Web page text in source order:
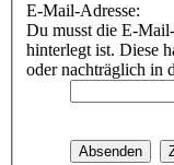
E-Mail-Adresse:
Du musst die E-
hinterlegt ist. Diese
oder nachträglich in